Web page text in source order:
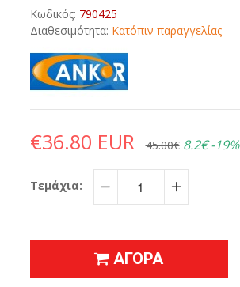
Κωδικός: 790425
Διαθεσιμότητα: Κατόπιν παραγγελίας
€36.80 EUR 45.00€ 8.2€ -19%
Τεμάχια:
− +
ΑΓΟΡΑ